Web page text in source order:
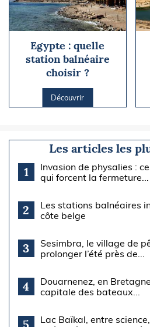
Egypte : quelle
station balnéaire
choisir ?
Découvrir
Les articles les
1
Invasion de physalies :
qui forcent la fermeture...
2
Les stations balnéaires
côte belge
3
Sesimbra, le village de
prolonger l’été près de...
4
Douarnenez, en
capitale des bateaux...
Lac Baïkal, entre